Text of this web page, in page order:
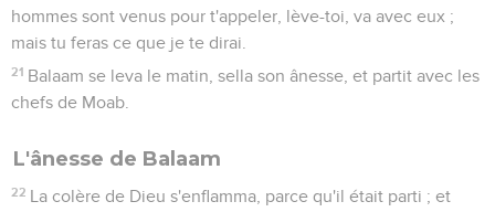
hommes sont venus pour t'appeler, lève-toi, va avec eux ;
mais tu feras ce que je te dirai.
21 Balaam se leva le matin, sella son ânesse, et partit avec les
chefs de Moab.
L'ânesse de Balaam
22 La colère de Dieu s'enflamma, parce qu'il était parti ; et